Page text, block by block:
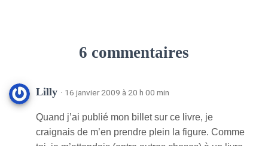
6 commentaires
Lilly · 16 janvier 2009 à 20 h 00 min
Quand j’ai publié mon billet sur ce livre, je
craignais de m’en prendre plein la figure. Comme